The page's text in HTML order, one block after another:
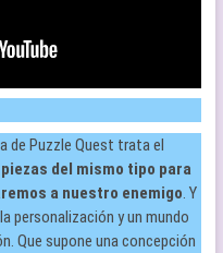
de Puzzle Quest trata el
del mismo tipo para
a nuestro enemigo. Y
personalización y un mundo
Que supone una concepción